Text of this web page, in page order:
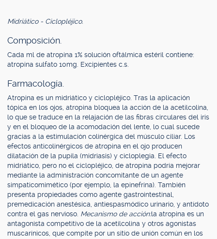
Midriático - Ciclopléjico.
Composición.
Cada ml de atropina 1% solución oftálmica estéril contiene:
atropina sulfato 10mg. Excipientes c.s.
Farmacología.
Atropina es un midriático y ciclopléjico. Tras la aplicación
tópica en los ojos, atropina bloquea la acción de la acetilcolina,
lo que se traduce en la relajación de las fibras circulares del iris
y en el bloqueo de la acomodación del lente, lo cual sucede
gracias a la estimulación colinérgica del músculo ciliar. Los
efectos anticolinérgicos de atropina en el ojo producen
dilatación de la pupila (midriasis) y cicloplegia. El efecto
midriático, pero no el ciclopléjico, de atropina podría mejorar
mediante la administración concomitante de un agente
simpaticomimético (por ejemplo, la epinefrina). También
presenta propiedades como agente gastrointestinal,
premedicación anestésica, antiespasmódico urinario, y antídoto
contra el gas nervioso. Mecanismo de acción:la atropina es un
antagonista competitivo de la acetilcolina y otros agonistas
muscarínicos, que compite por un sitio de unión común en los